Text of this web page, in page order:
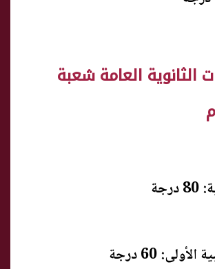
الثانوية العامة شعبة
60 درجة